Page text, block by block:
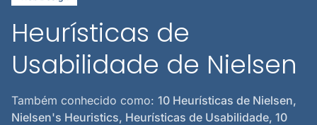
Heurísticas de
Usabilidade de Nielsen
Também conhecido como: 10 Heurísticas de Nielsen,
Nielsen's Heuristics, Heurísticas de Usabilidade, 10